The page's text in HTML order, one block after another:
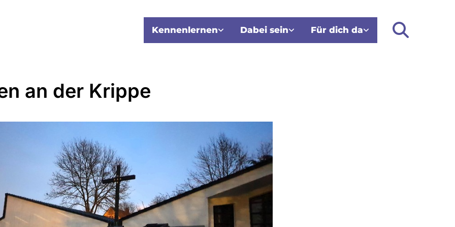
Kennenlernen Dabei sein Für dich da
an der Krippe